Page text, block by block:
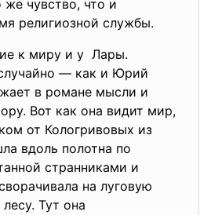
чувство, что и
религиозной службы.
к миру и у Лары.
— как и Юрий
в романе мысли и
Вот как она видит мир,
от Кологривовых из
вдоль полотна по
странниками и
на луговую
Тут она